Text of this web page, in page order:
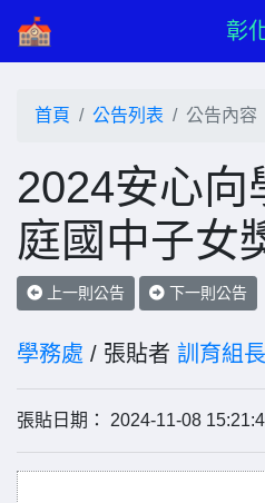
彰
首頁 公告列表 公告內容
2024安心向
庭國中子女
上一則公告 下一則公告
學務處 / 張貼者 訓育組長
張貼日期： 2024-11-08